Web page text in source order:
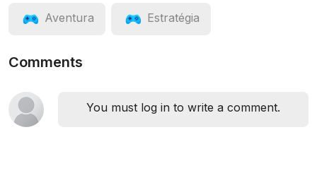
Aventura Estratégia
Comments
You must log in to write a comment.